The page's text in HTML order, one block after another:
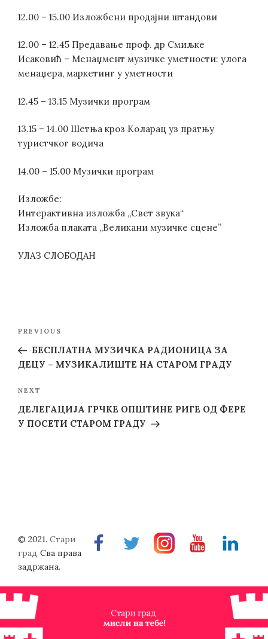
12.00 – 15.00 Изложбени продајни штандови
12.00 – 12.45 Предавање проф. др Смиљке
Исаковић – Менаџмент музичке уметности: улога
менаџера, маркетинг у уметности
12.45 – 13.15 Музички програм
13.15 – 14.00 Шетња кроз Коларац уз пратњу
туристчког водича
14.00 – 15.00 Музички програм
Изложбе:
Интерактивна изложба „Свет звука“
Изложба плаката „Великани музичке сцене”
УЛАЗ СЛОБОДАН
Previous
Post
PREVIOUS
БЕСПЛАТНА МУЗИЧКА РАДИОНИЦА ЗА
ДЕЦУ – МУЗИКАЛИШТЕ НА СТАРОМ ГРАДУ
Next
Post
NEXT
ДЕЛЕГАЦИЈА ГРЧКЕ ОПШТИНЕ РИГЕ ОД ФЕРЕ
У ПОСЕТИ СТАРОМ ГРАДУ
FacebookTwitterInstragramYoutubeLinkedin
© 2021. Стари
град Сва права
задржана.